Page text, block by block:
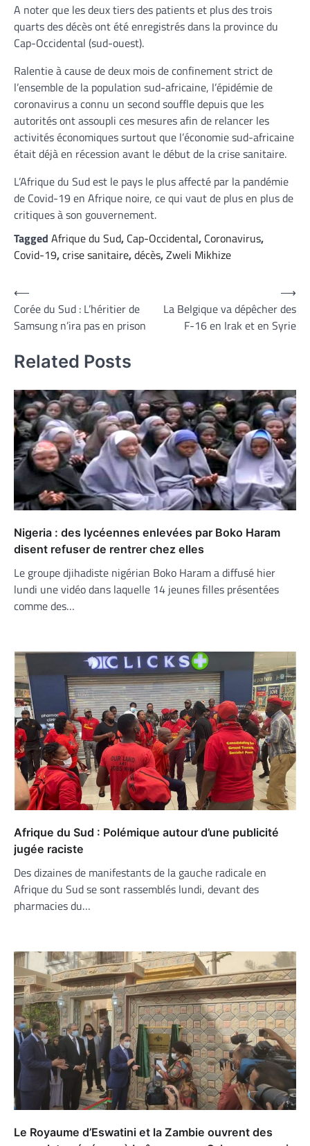
A noter que les deux tiers des patients et plus des trois
quarts des décès ont été enregistrés dans la province du
Cap-Occidental (sud-ouest).
Ralentie à cause de deux mois de confinement strict de
l’ensemble de la population sud-africaine, l’épidémie de
coronavirus a connu un second souffle depuis que les
autorités ont assoupli ces mesures afin de relancer les
activités économiques surtout que l’économie sud-africaine
était déjà en récession avant le début de la crise sanitaire.
L’Afrique du Sud est le pays le plus affecté par la pandémie
de Covid-19 en Afrique noire, ce qui vaut de plus en plus de
critiques à son gouvernement.
Tagged Afrique du Sud, Cap-Occidental, Coronavirus,
Covid-19,crise sanitaire,décès,Zweli Mikhize
Navigation
de
l’article
⟵
Corée du Sud : L’héritier de
Samsung n’ira pas en prison
La Belgique va dépêcher des
F-16 en Irak et en Syrie
⟶
Related Posts
Nigeria : des lycéennes enlevées par Boko Haram
disent refuser de rentrer chez elles
Le groupe djihadiste nigérian Boko Haram a diffusé hier
lundi une vidéo dans laquelle 14 jeunes filles présentées
comme des…
Afrique du Sud : Polémique autour d’une publicité
jugée raciste
Des dizaines de manifestants de la gauche radicale en
Afrique du Sud se sont rassemblés lundi, devant des
pharmacies du…
Le Royaume d’Eswatini et la Zambie ouvrent des